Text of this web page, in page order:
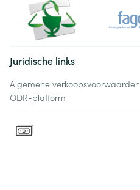
Juridische links
Algemene verkoopsvoorwaarden
ODR-platform